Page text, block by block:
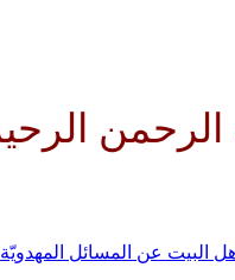
الرحيم
البيت عن المسائل المهدويّة